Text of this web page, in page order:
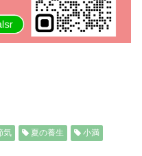
気 夏の養生 小満